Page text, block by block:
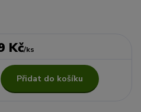
Kč/ks
Přidat do košíku